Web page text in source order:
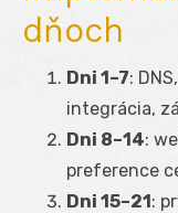
dňoch
Dni 1–7:
integrácia,
Dni 8–14:
preference
Dni 15–21: